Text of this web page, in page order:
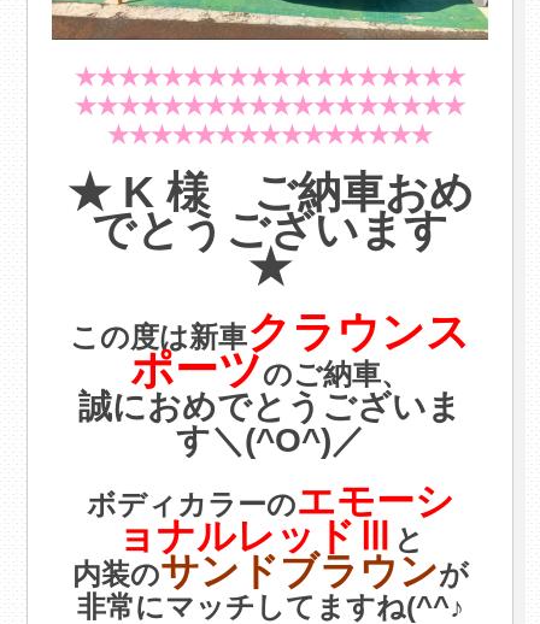
★★★★★★★★★★★★★★★★★★
★★★★★★★★★★★★★★★★★★
★★★★★★★★★★★★★★★
★ K 様 ご納車おめ
でとうございます
★
この度は新車クラウンス
ポーツのご納車、
誠におめでとうございま
す＼(^O^)／
ボディカラーのエモーシ
ョナルレッドⅢ
と
内装のサンドブラウンが
非常にマッチしてますね(^^♪